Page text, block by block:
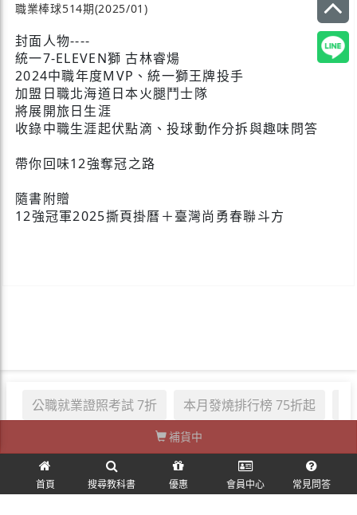
公職就業證照考試 7折 本月發燒排行榜 75折起
職業棒球514期(2025/01)
封面人物----
統一7-ELEVEN獅 古林睿煬
2024中職年度MVP、統一獅王牌投手
加盟日職北海道日本火腿鬥士隊
將展開旅日生涯
收錄中職生涯起伏點滴、投球動作分拆與趣味問答
帶你回味12強奪冠之路
隨書附贈
12強冠軍2025撕頁掛曆＋臺灣尚勇春聯斗方
補貨中
首頁 搜尋教科書 優惠 會員中心 常見問答